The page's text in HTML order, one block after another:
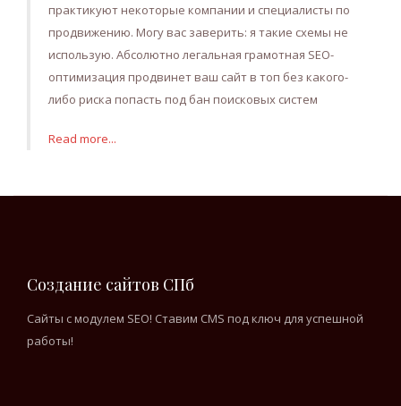
практикуют некоторые компании и специалисты по
продвижению. Могу вас заверить: я такие схемы не
использую. Абсолютно легальная грамотная SEO-
оптимизация продвинет ваш сайт в топ без какого-
либо риска попасть под бан поисковых систем
Read more...
Создание сайтов СПб
Сайты с модулем SEO! Ставим CMS под ключ для успешной
работы!